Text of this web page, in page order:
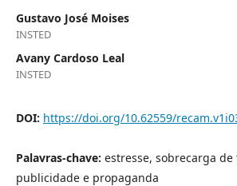
Gustavo José Moises
INSTED
Avany Cardoso Leal
INSTED
DOI: https://doi.org/10.62559/
Palavras-chave: estresse, sobrecarga
publicidade e propaganda